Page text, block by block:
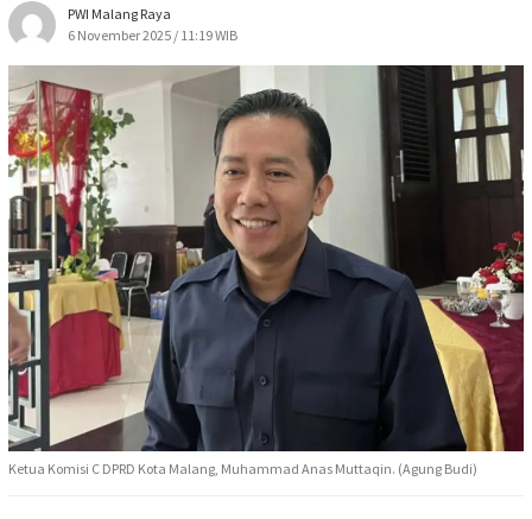
PWI Malang Raya
6 November 2025 / 11:19 WIB
Ketua Komisi C DPRD Kota Malang, Muhammad Anas Muttaqin. (Agung Budi)